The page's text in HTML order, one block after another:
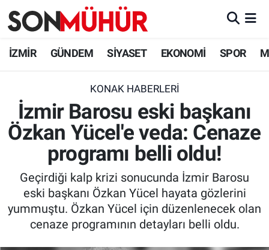
İZMİR GÜNDEM SİYASET EKONOMİ SPOR
KONAK HABERLERI
İzmir Barosu eski başkanı
Özkan Yücel'e veda: Cenaze
programı belli oldu!
Geçirdiği kalp krizi sonucunda İzmir Barosu
eski başkanı Özkan Yücel hayata gözlerini
yummuştu. Özkan Yücel için düzenlenecek olan
cenaze programının detayları belli oldu.
İzmir Nöbetçi Eczaneler
İzmir Namaz Vakitleri
İzmir Trafik Yoğunluk Haritası
Süper Lig Puan Durumu ve Fikstür
Tüm Manşetler
Son Dakika Haberleri